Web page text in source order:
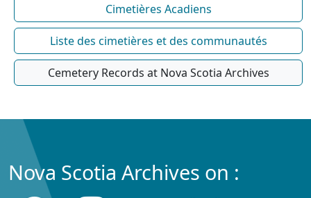
Cimetières Acadiens
Liste des cimetières et des communautés
Cemetery Records at Nova Scotia Archives
Nova Scotia Archives on :